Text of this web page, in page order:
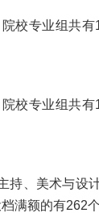
专业组共有
专业组共有
、美术与设计
满额的有262个